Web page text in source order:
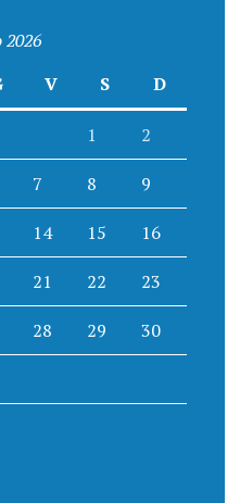
2026
V S D
1 2
7 8 9
14 15 16
21 22 23
28 29 30